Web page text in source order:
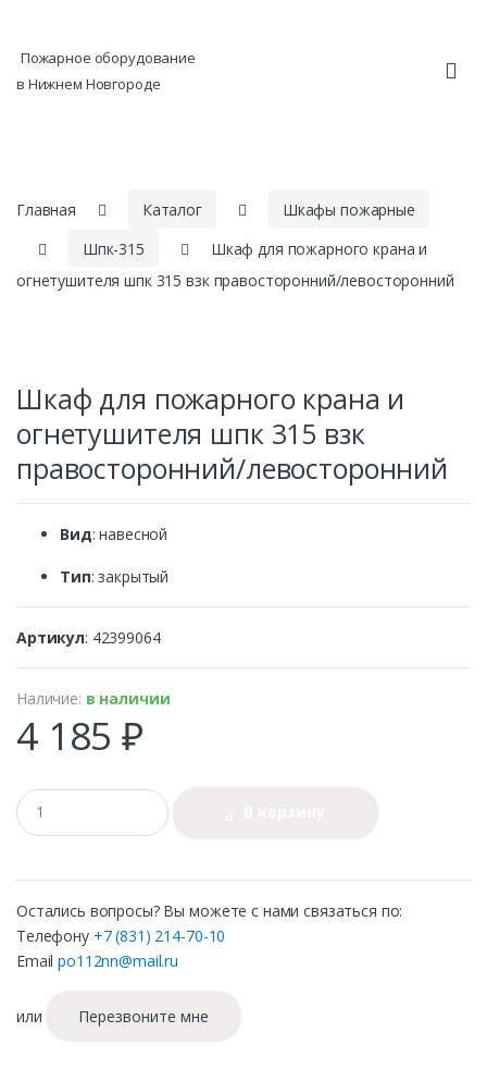
Пожарное оборудование
в Нижнем Новгороде
Главная Каталог
Шкафы пожарные
Шпк-315
Шкаф для пожарного крана и
огнетушителя шпк 315 взк правосторонний/левосторонний
Шкаф для пожарного крана и
огнетушителя шпк 315 взк
правосторонний/левосторонний
Вид: навесной
Тип: закрытый
Артикул: 42399064
Наличие: в наличии
4 185 ₽
Остались вопросы? Вы можете с нами связаться по:
Телефону +7 (831) 214-70-10
Emailpo112nn@mail.ru
или Перезвоните мне